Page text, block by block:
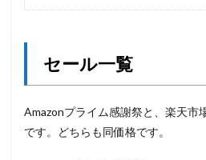
セール一覧
Amazonプライム感謝祭と、楽天市
です。どちらも同価格です。